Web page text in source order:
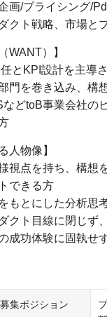
画/プライシング/
クト戦略、市場と
WANT）】
任とKPI設計を主導
門を巻き込み、構
などtoB事業会社の
人物像】
視点を持ち、構
できる方
もとにした分析思
クト目線に閉じず
成功体験に固執せ
集ポジション